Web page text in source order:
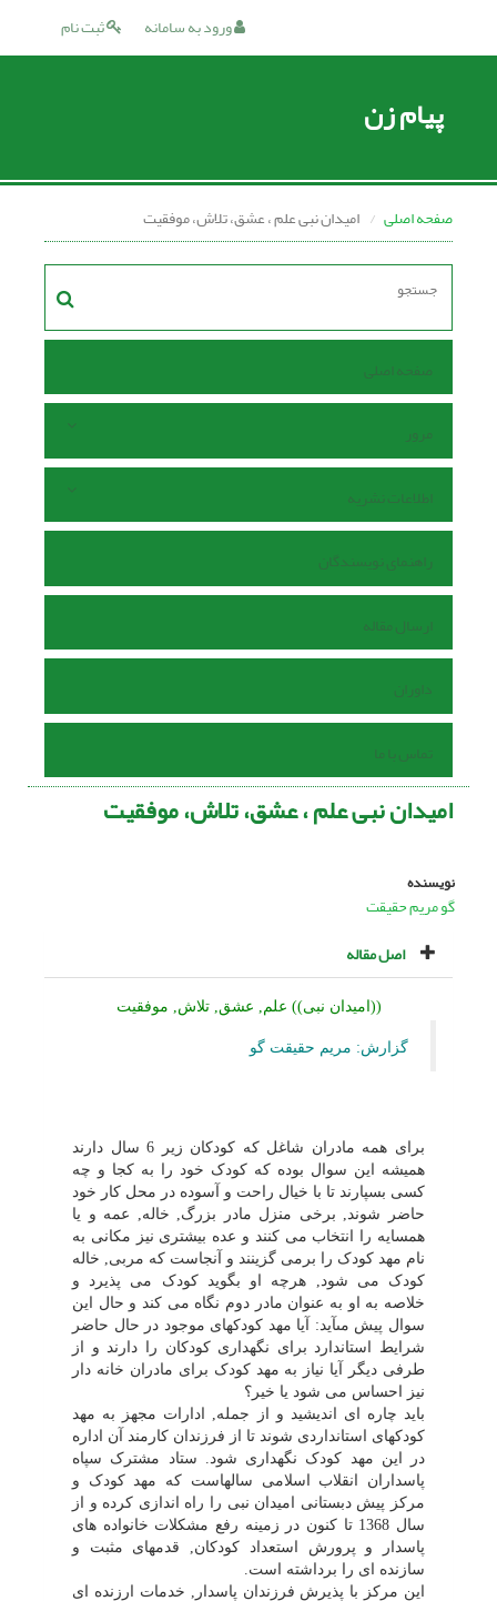
ثبت نام ورود به سامانه
پیام زن
صفحه اصلی امیدان نبى علم ، عشق، تلاش، موفقیت
صفحه اصلی
مرور
اطلاعات نشریه
راهنمای نویسندگان
ارسال مقاله
داوران
تماس با ما
امیدان نبى علم ، عشق، تلاش، موفقیت
نویسنده
گو مریم حقیقت
اصل مقاله
((امیدان نبى)) علم, عشق, تلاش, موفقیت
گزارش: مریم حقیقت گو
براى همه مادران شاغل که کودکان زیر 6 سال دارند
همیشه این سوال بوده که کودک خود را به کجا و چه
کسى بسپارند تا با خیال راحت و آسوده در محل کار خود
حاضر شوند, برخى منزل مادر بزرگ, خاله, عمه و یا
همسایه را انتخاب مى کنند و عده بیشترى نیز مکانى به
نام مهد کودک را برمى گزینند و آنجاست که مربى, خاله
کودک مى شود, هرچه او بگوید کودک مى پذیرد و
خلاصه به او به عنوان مادر دوم نگاه مى کند و حال این
سوال پیش مىآید: آیا مهد کودکهاى موجود در حال حاضر
شرایط استاندارد براى نگهدارى کودکان را دارند و از
طرفى دیگر آیا نیاز به مهد کودک براى مادران خانه دار
نیز احساس مى شود یا خیر؟
باید چاره اى اندیشید و از جمله, ادارات مجهز به مهد
کودکهاى استانداردى شوند تا از فرزندان کارمند آن اداره
در این مهد کودک نگهدارى شود. ستاد مشترک سپاه
پاسداران انقلاب اسلامى سالهاست که مهد کودک و
مرکز پیش دبستانى امیدان نبى را راه اندازى کرده و از
سال 1368 تا کنون در زمینه رفع مشکلات خانواده هاى
پاسدار و پرورش استعداد کودکان, قدمهاى مثبت و
سازنده اى را برداشته است.
این مرکز با پذیرش فرزندان پاسدار, خدمات ارزنده اى